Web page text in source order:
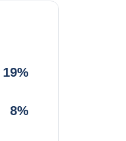
19%
8%